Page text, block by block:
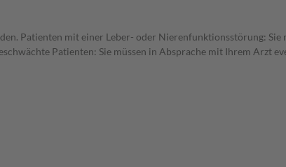
Patienten mit einer Leber- oder Nierenfunktionsstörung:
Patienten: Sie müssen in Absprache mit Ihrem Arzt